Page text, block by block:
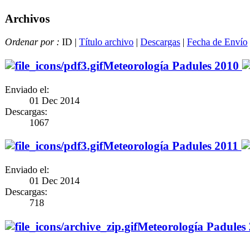
Archivos
Ordenar por : ID | Título archivo | Descargas | Fecha de Envío
Meteorología Padules 2010
Enviado el:
01 Dec 2014
Descargas:
1067
Meteorología Padules 2011
Enviado el:
01 Dec 2014
Descargas:
718
Meteorología Padules